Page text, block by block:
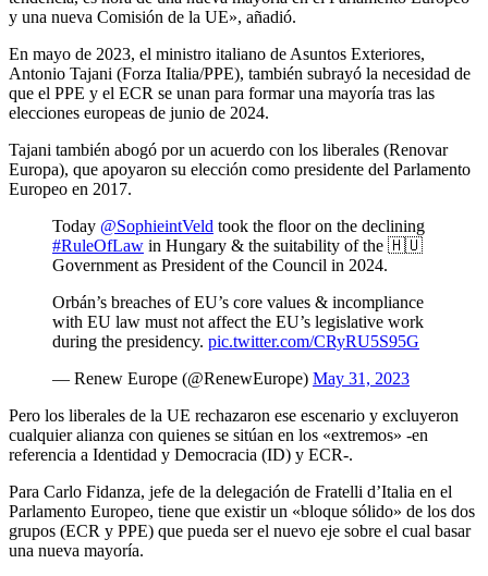
y una nueva Comisión de la UE», añadió.
En mayo de 2023, el ministro italiano de Asuntos Exteriores,
Antonio Tajani (Forza Italia/PPE), también subrayó la necesidad de
que el PPE y el ECR se unan para formar una mayoría tras las
elecciones europeas de junio de 2024.
Tajani también abogó por un acuerdo con los liberales (Renovar
Europa), que apoyaron su elección como presidente del Parlamento
Europeo en 2017.
Today @SophieintVeld took the floor on the declining
#RuleOfLaw in Hungary & the suitability of the 🇭🇺
Government as President of the Council in 2024.
Orbán’s breaches of EU’s core values & incompliance
with EU law must not affect the EU’s legislative work
during the presidency. pic.twitter.com/CRyRU5S95G
— Renew Europe (@RenewEurope) May 31, 2023
Pero los liberales de la UE rechazaron ese escenario y excluyeron
cualquier alianza con quienes se sitúan en los «extremos» -en
referencia a Identidad y Democracia (ID) y ECR-.
Para Carlo Fidanza, jefe de la delegación de Fratelli d’Italia en el
Parlamento Europeo, tiene que existir un «bloque sólido» de los dos
grupos (ECR y PPE) que pueda ser el nuevo eje sobre el cual basar
una nueva mayoría.